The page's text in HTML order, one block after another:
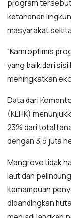
program
ketahanan
masyarakat
“Kami optimis
yang baik dari
meningkatkan
Data dari
(KLHK)
23% dari total
dengan 3,5 juta
Mangrove tidak
laut dan
kemampuan
dibandingkan